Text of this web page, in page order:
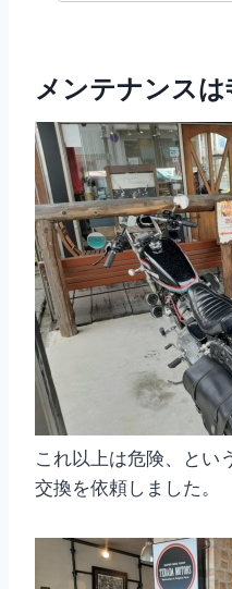
メンテナンス
これ以上は危険、とい
交換を依頼しました。